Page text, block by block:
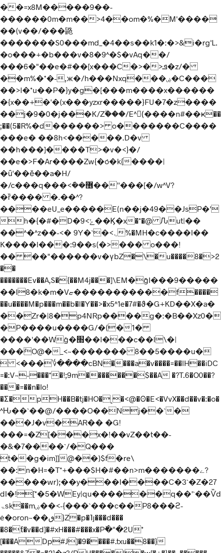
��=x8M�����9��-
������0m�m��>4��om�%�M'����
��(v��/���䶅
�������S0���md_�4��s��k1�:�>&i�rg'L.
�o���+�b���v�8�9^�$�vAq��/
���6�"��e�#��[x���C�>�>ܦ�z/�
��m%�*�-,ж�/h���Nxq���ۻ�C���
��>l�*u��P�}y�g�[���m����x������
�{x��+�'�(x���yzxr�����}FU�7�z����
��j�9�0�j���K/Zۗ���/E^(ٍ����n#��ҝ��
;��(5�R%�d������> o�������C����
���e� ��8h<�����.D�v
��h���]����T>�v�<}�/
��e�>F�Ar����Zw{�ó�k{����|
�ȗ'��ӗ��a�H/
�/c���q���<݇��޶��''���[�/w^V?
�ȑ���� �.��^?
����eU_e�����E(n��j�49��JsP�'
h�{�#�D�ݺ>9��Ϗ�x�*�@ Ԉut|��
��^�^z��-<� 9Y�`�<܆%�MH�c����I��
K����l���:9��s(�>��� o���!
�� ��"������v�үbZ�\�u����8�>2
��
�������Ev��A,S�{��M4j���]\EM�ğI���9�����
��l8�k�m�Vޏ�����������f����
��u����M�p���m��b�l�Y��>�x5^1e�7#�ϑ�G+KD��X�a�
��Zr�|8�p4NRp����g�:�B��Xz0�
�P����u����G/�(�1�
����'��Wǧ�׭��l���c��l\�|
���ܺO@�_<~������� 8��5����u�
 <���؇����cBN����a�v����=��lH��iDC
=�:V~-���*�!;9m�������$��A �?T.6�O0��?
���=��n�Io!
�Ʃ�pH��B�tj�HO�˻�<@�ʘ�E<�VvX��d��v�:�o�
^Ԋ��`��@/����O��Nj��`�
���J�v�AR�� �G!
���=�Z[���x�!��vZ��t��-
�&�7����`/�Q���
t��g�im]]@��)$f�re\
��:n�H=�T*+���$H�#��n>m�������ے?
�����wr);��y���I����C�3`�Z�27
dI�![*�5�WEy|qu������q��'`��Ѷd
ۃsk��mۻ��<-{���`���c��P8���ϩ-
ė�oron~��ٯ}Z�p�˥ȷ���d���
�8�ƭ�v��d]�#xH���#���x�Pٚ�"�2U*
[���ADp#J]�9����#.txu��8��}